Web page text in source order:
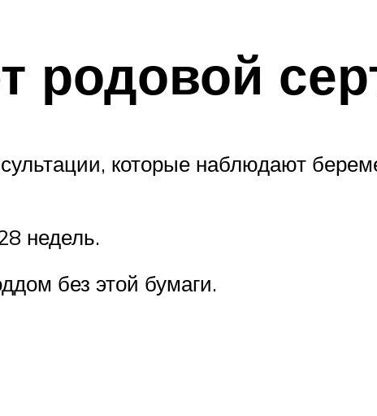
родовой
которые наблюдают
недель.
без этой бумаги.